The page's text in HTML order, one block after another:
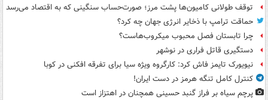
توقف طولانی کامیون‌ها پشت مرز؛ صورت‌حساب سنگینی که به اقتصاد می‌رسد
حماقت ترامپ با ذخایر انرژی جهان چه کرد؟
چرا تابستان فصل محبوب میکروب‌هاست؟
دستگیری قاتل فراری در نوشهر
نیویورک تایمز فاش کرد: کارگروه ویژه سیا برای تفرقه افکنی در کوبا
کنترل کامل تنگه هرمز در دست ایران!
پرچم سیاه بر فراز گنبد حسینی همچنان در اهتزاز است